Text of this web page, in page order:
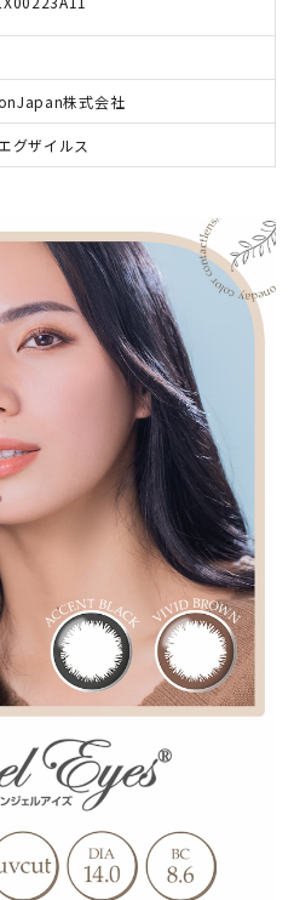
株式会社
グザイルス